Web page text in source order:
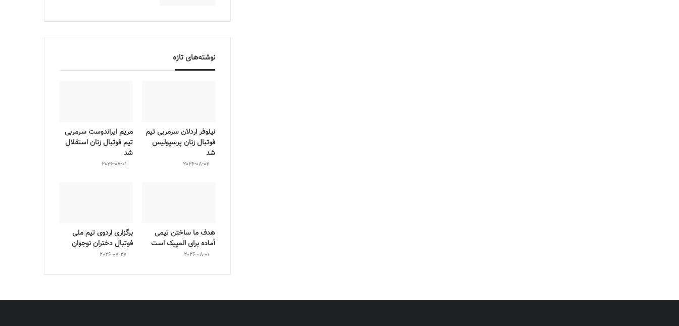
نوشته‌های تازه
نیلوفر اردلان سرمربی تیم
فوتبال زنان پرسپولیس
شد
2026-08-02
مریم ایراندوست سرمربی
تیم فوتبال زنان استقلال
شد
2026-08-01
هدف ما ساختن تیمی
آماده برای المپیک است
2026-08-01
برگزاری اردوی تیم ملی
فوتبال دختران نوجوان
2026-07-27